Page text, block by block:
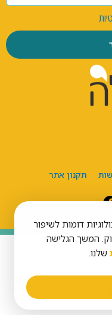
דומות לשיפור
המשך הגלישה
שלנו.
תקנון אתר